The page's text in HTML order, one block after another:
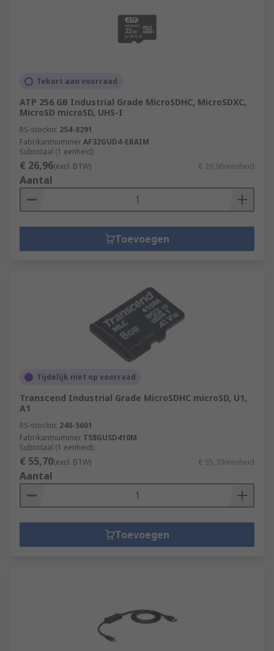
Tekort aan voorraad
ATP 256 GB Industrial Grade MicroSDHC, MicroSDXC,
MicroSD microSD, UHS-I
RS-stocknr. 254-8291
FabrikantnummerAF32GUD4-EBAIM
Subtotaal (1 eenheid)
€ 26,96(excl. BTW) € 26,96/eenheid
Aantal
Toevoegen
Tijdelijk niet op voorraad
Transcend Industrial Grade MicroSDHC microSD, U1,
A1
RS-stocknr. 240-5601
Fabrikantnummer TS8GUSD410M
Subtotaal (1 eenheid)
€ 55,70(excl. BTW) € 55,70/eenheid
Aantal
Toevoegen